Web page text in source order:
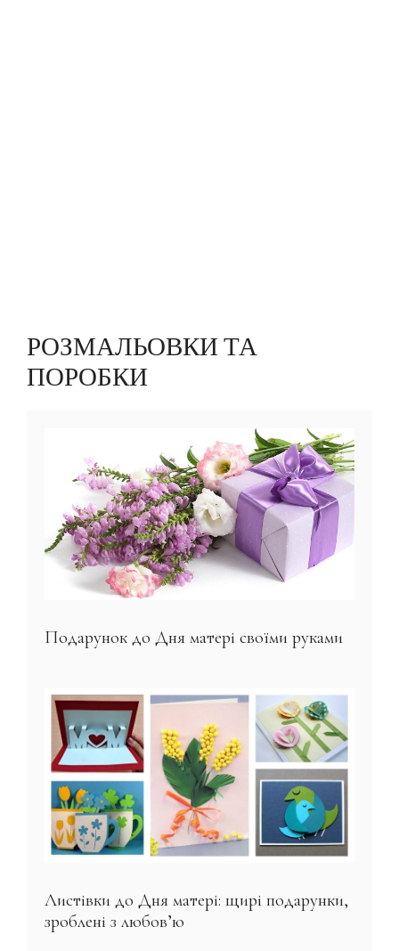
РОЗМАЛЬОВКИ ТА
ПОРОБКИ
Подарунок до Дня матері своїми руками
Листівки до Дня матері: щирі подарунки,
зроблені з любов’ю